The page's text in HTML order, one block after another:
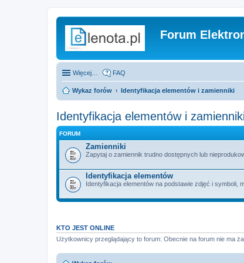
Forum
Więcej… FAQ
Wykaz forów Identyfikacja elementów i zamienniki
Identyfikacja elementów i zamienniki
FORUM
Zamienniki
Zapytaj o zamiennik trudno dostępnych lub
Identyfikacja elementów
Identyfikacja elementów na podstawie zdjęć i symboli,
KTO JEST ONLINE
Użytkownicy przeglądający to forum: Obecnie na forum nie ma